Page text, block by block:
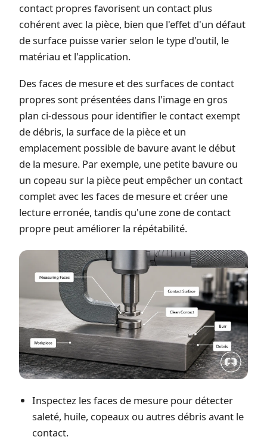
contact propres favorisent un contact plus
cohérent avec la pièce, bien que l'effet d'un défaut
de surface puisse varier selon le type d'outil, le
matériau et l'application.
Des faces de mesure et des surfaces de contact
propres sont présentées dans l'image en gros
plan ci-dessous pour identifier le contact exempt
de débris, la surface de la pièce et un
emplacement possible de bavure avant le début
de la mesure. Par exemple, une petite bavure ou
un copeau sur la pièce peut empêcher un contact
complet avec les faces de mesure et créer une
lecture erronée, tandis qu'une zone de contact
propre peut améliorer la répétabilité.
Inspectez les faces de mesure pour détecter
saleté, huile, copeaux ou autres débris avant le
contact.